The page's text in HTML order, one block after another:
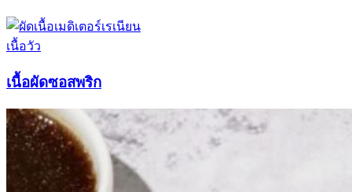
เนื้อวัว
เนื้อผัดซอสพริก